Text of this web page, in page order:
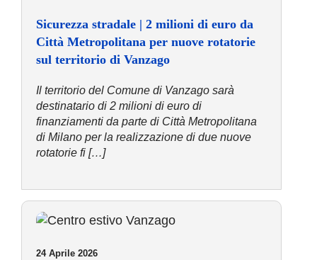
Sicurezza stradale | 2 milioni di euro da
Città Metropolitana per nuove rotatorie
sul territorio di Vanzago
Il territorio del Comune di Vanzago sarà
destinatario di 2 milioni di euro di
finanziamenti da parte di Città Metropolitana
di Milano per la realizzazione di due nuove
rotatorie fi […]
24 Aprile 2026